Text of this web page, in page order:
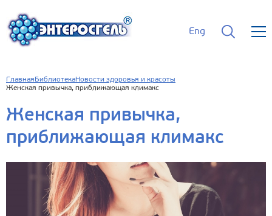
Eng
Главная БиблиотекаНовости здоровья и красоты
Женская привычка, приближающая климакс
Женская привычка,
приближающая климакс